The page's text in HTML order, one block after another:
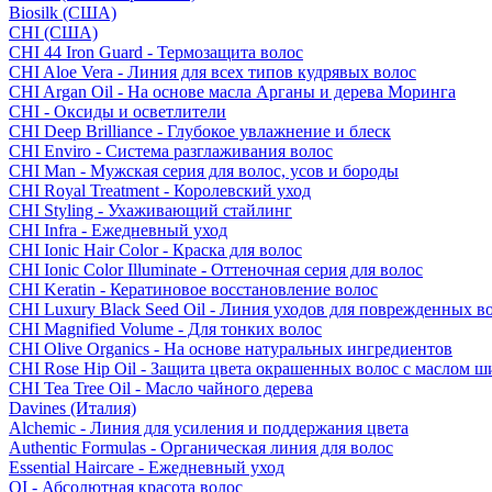
Biosilk (США)
CHI (США)
CHI 44 Iron Guard - Термозащита волос
CHI Aloe Vera - Линия для всех типов кудрявых волос
CHI Argan Oil - На основе масла Арганы и дерева Моринга
CHI - Оксиды и осветлители
CHI Deep Brilliance - Глубокое увлажнение и блеск
CHI Enviro - Система разглаживания волос
CHI Man - Мужская серия для волос, усов и бороды
CHI Royal Treatment - Королевский уход
CHI Styling - Ухаживающий стайлинг
CHI Infra - Ежедневный уход
CHI Ionic Hair Color - Краска для волос
CHI Ionic Color Illuminate - Оттеночная серия для волос
CHI Keratin - Кератиновое восстановление волос
CHI Luxury Black Seed Oil - Линия уходов для поврежденных
CHI Magnified Volume - Для тонких волос
CHI Olive Organics - На основе натуральных ингредиентов
CHI Rose Hip Oil - Защита цвета окрашенных волос с маслом
CHI Tea Tree Oil - Масло чайного дерева
Davines (Италия)
Alchemic - Линия для усиления и поддержания цвета
Authentic Formulas - Органическая линия для волос
Essential Haircare - Eжедневный уход
OI - Абсолютная красота волос